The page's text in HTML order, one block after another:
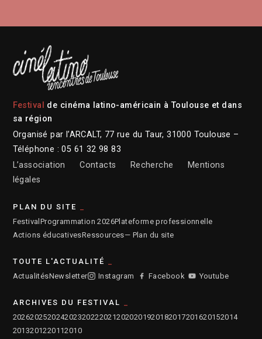
Festival
de cinéma latino-américain à Toulouse et dans
sa région
Organisé par l’ARCALT, 77 rue du Taur, 31000 Toulouse –
Téléphone : 05 61 32 98 83
L’association
Contacts Recherche
Mentions
légales
PLAN DU SITE
Festival Programmation 2026Plateforme professionnelle
Actions éducativesRessources— Plan du site
TOUTE L'ACTUALITÉ
ActualitésNewsletter Instagram Facebook Youtube
ARCHIVES DU FESTIVAL
2026202520242023202220212020201920182017201620152014
2013201220112010